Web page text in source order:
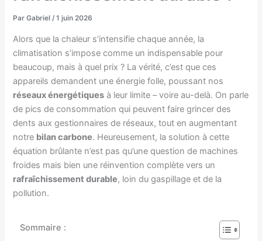
ParGabriel/1 juin 2026
Alors que la chaleur s’intensifie chaque année, la
climatisation s’impose comme un indispensable pour
beaucoup, mais à quel prix ? La vérité, c’est que ces
appareils demandent une énergie folle, poussant nos
réseaux énergétiques à leur limite – voire au-delà. On parle
de pics de consommation qui peuvent faire grincer des
dents aux gestionnaires de réseaux, tout en augmentant
notre bilan carbone. Heureusement, la solution à cette
équation brûlante n’est pas qu’une question de machines
froides mais bien une réinvention complète vers un
rafraîchissement durable, loin du gaspillage et de la
pollution.
Sommaire :